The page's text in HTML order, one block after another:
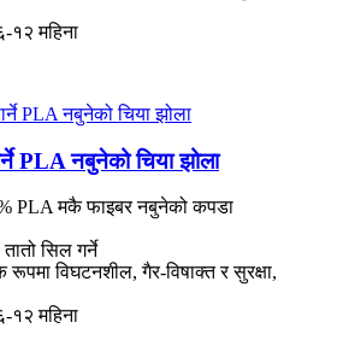
महिना
PLA नबुनेको चिया झोला
PLA मकै फाइबर नबुनेको कपडा
सिल गर्ने
रूपमा विघटनशील, गैर-विषाक्त र सुरक्षा,
महिना